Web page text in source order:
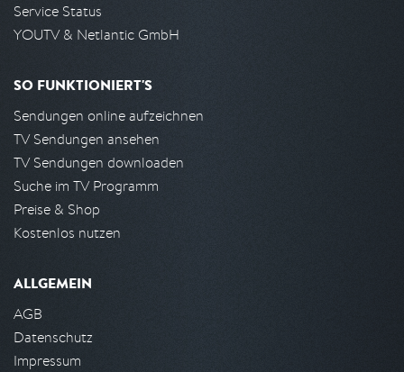
Service Status
YOUTV & Netlantic GmbH
SO FUNKTIONIERT'S
Sendungen online aufzeichnen
TV Sendungen ansehen
TV Sendungen downloaden
Suche im TV Programm
Preise & Shop
Kostenlos nutzen
ALLGEMEIN
AGB
Datenschutz
Impressum